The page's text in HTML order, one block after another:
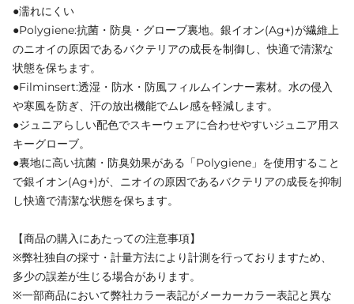
●濡れにくい
●Polygiene:抗菌・防臭・グローブ裏地。銀イオン(Ag+)が繊維上
のニオイの原因であるバクテリアの成長を制御し、快適で清潔な
状態を保ちます。
●Filminsert:透湿・防水・防風フィルムインナー素材。水の侵入
や寒風を防ぎ、汗の放出機能でムレ感を軽減します。
●ジュニアらしい配色でスキーウェアに合わせやすいジュニア用ス
キーグローブ。
●裏地に高い抗菌・防臭効果がある「Polygiene」を使用すること
で銀イオン(Ag+)が、ニオイの原因であるバクテリアの成長を抑制
し快適で清潔な状態を保ちます。
【商品の購入にあたっての注意事項】
※弊社独自の採寸・計量方法により計測を行っておりますため、
多少の誤差が生じる場合があります。
※一部商品において弊社カラー表記がメーカーカラー表記と異な